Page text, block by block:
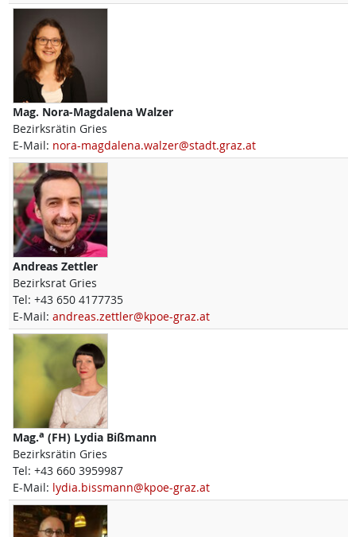
Mag. Nora-Magdalena Walzer
Bezirksrätin Gries
E-Mail: nora-magdalena.walzer@stadt.graz.at
Andreas Zettler
Bezirksrat Gries
Tel: +43 650 4177735
E-Mail: andreas.zettler@kpoe-graz.at
Mag.a (FH) Lydia Bißmann
Bezirksrätin Gries
Tel: +43 660 3959987
E-Mail: lydia.bissmann@kpoe-graz.at